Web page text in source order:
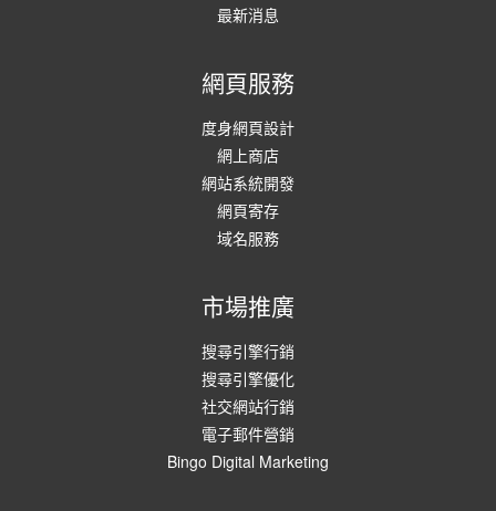
最新消息
網頁服務
度身網頁設計
網上商店
網站系統開發
網頁寄存
域名服務
市場推廣
搜尋引擎行銷
搜尋引擎優化
社交網站行銷
電子郵件營銷
Bingo Digital Marketing